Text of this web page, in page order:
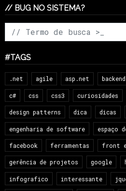
// BUG NO SISTEMA?
#TAGS
.net agile asp.net backend
c# css css3 curiosidades
design patterns dica dicas
engenharia de software espaço
facebook ferramentas front
gerência de projetos google
infografico interessante